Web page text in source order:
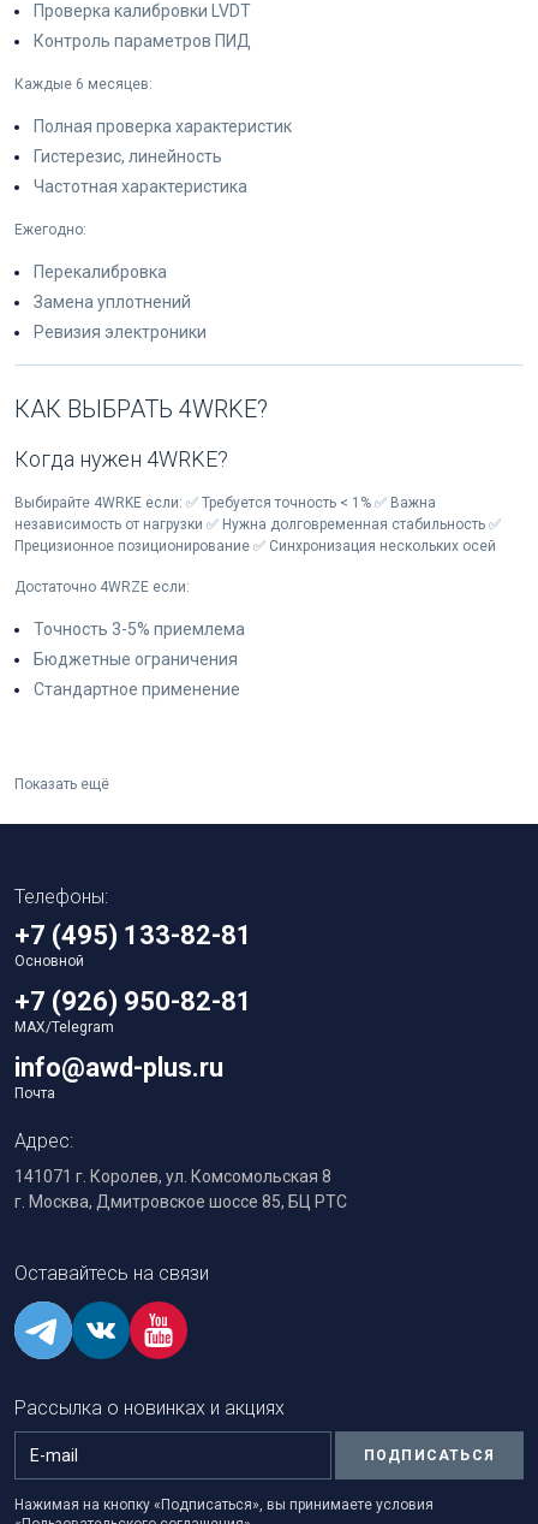
Проверка калибровки LVDT
Контроль параметров ПИД
Каждые 6 месяцев:
Полная проверка характеристик
Гистерезис, линейность
Частотная характеристика
Ежегодно:
Перекалибровка
Замена уплотнений
Ревизия электроники
КАК ВЫБРАТЬ 4WRKE?
Когда нужен 4WRKE?
Выбирайте 4WRKE если: ✅ Требуется точность < 1% ✅ Важна
независимость от нагрузки ✅ Нужна долговременная стабильность ✅
Прецизионное позиционирование ✅ Синхронизация нескольких осей
Достаточно 4WRZE если:
Точность 3-5% приемлема
Бюджетные ограничения
Стандартное применение
Показать ещё
Телефоны:
+7 (495) 133-82-81
Основной
+7 (926) 950-82-81
MAX/Telegram
info@awd-plus.ru
Почта
Адрес:
141071 г. Королев, ул. Комсомольская 8
г. Москва, Дмитровское шоссе 85, БЦ РТС
Оставайтесь на связи
Рассылка о новинках и акциях
ПОДПИСАТЬСЯ
Нажимая на кнопку «Подписаться», вы принимаете условия